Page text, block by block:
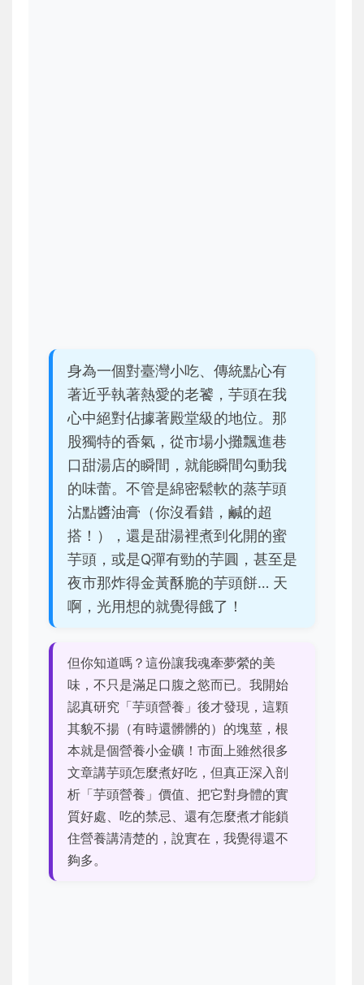
身為一個對臺灣小吃、傳統點心有
著近乎執著熱愛的老饕，芋頭在我
心中絕對佔據著殿堂級的地位。那
股獨特的香氣，從市場小攤飄進巷
口甜湯店的瞬間，就能瞬間勾動我
的味蕾。不管是綿密鬆軟的蒸芋頭
沾點醬油膏（你沒看錯，鹹的超
搭！），還是甜湯裡煮到化開的蜜
芋頭，或是Q彈有勁的芋圓，甚至是
夜市那炸得金黃酥脆的芋頭餅… 天
啊，光用想的就覺得餓了！
但你知道嗎？這份讓我魂牽夢縈的美
味，不只是滿足口腹之慾而已。我開始
認真研究「芋頭營養」後才發現，這顆
其貌不揚（有時還髒髒的）的塊莖，根
本就是個營養小金礦！市面上雖然很多
文章講芋頭怎麼煮好吃，但真正深入剖
析「芋頭營養」價值、把它對身體的實
質好處、吃的禁忌、還有怎麼煮才能鎖
住營養講清楚的，說實在，我覺得還不
夠多。